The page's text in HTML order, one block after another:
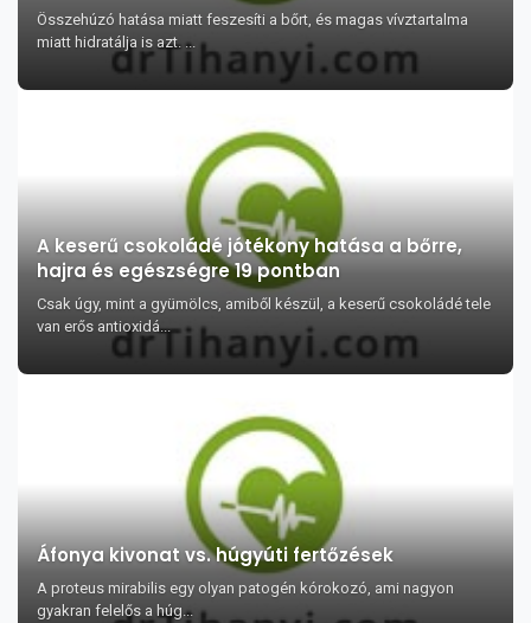
Összehúzó hatása miatt feszesíti a bőrt, és magas vívztartalma
miatt hidratálja is azt. ...
A keserű csokoládé jótékony hatása a bőrre,
hajra és egészségre 19 pontban
Csak úgy, mint a gyümölcs, amiből készül, a keserű csokoládé tele
van erős antioxidá...
Áfonya kivonat vs. húgyúti fertőzések
A proteus mirabilis egy olyan patogén kórokozó, ami nagyon
gyakran felelős a húg...